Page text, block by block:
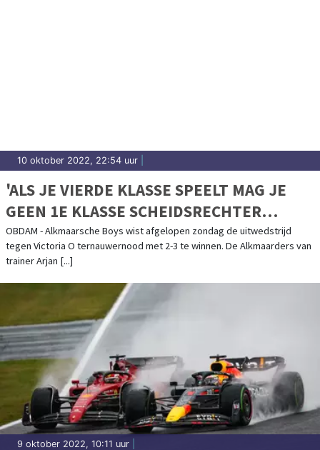
10 oktober 2022, 22:54 uur
'ALS JE VIERDE KLASSE SPEELT MAG JE
GEEN 1E KLASSE SCHEIDSRECHTER
VERWACHTEN'
OBDAM - Alkmaarsche Boys wist afgelopen zondag de uitwedstrijd
tegen Victoria O ternauwernood met 2-3 te winnen. De Alkmaarders van
trainer Arjan [...]
9 oktober 2022, 10:11 uur